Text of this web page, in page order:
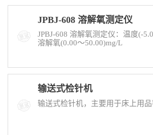
JPBJ-608 溶解氧测定仪
溶解氧(0.00～50.00)mg/L
输送式检针机